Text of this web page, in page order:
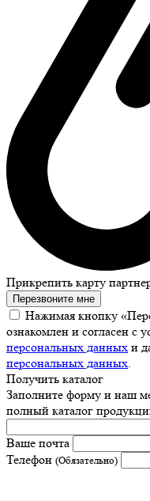
Прикрепить карту
Перезвоните мне
Нажимая кнопку
ознакомлен и согласен с
персональных данных и
персональных данных.
Получить каталог
Заполните форму и наш
полный каталог
Ваше почта
Телефон (Обязательно)